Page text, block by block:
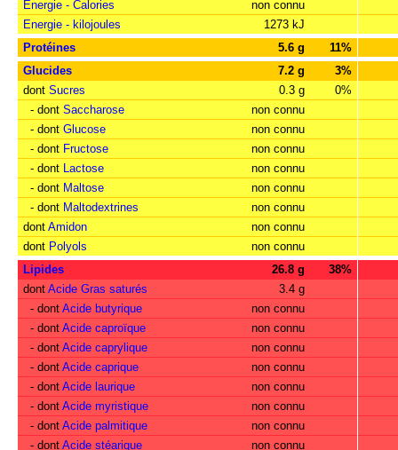
Energie - Calories
non connu
Energie - kilojoules
1273 kJ
Protéines
5.6 g
11%
Glucides
7.2 g
3%
dont Sucres 0.3 g
0%
- dont Saccharose
non connu
- dont Glucose
non connu
- dont Fructose
non connu
- dont Lactose
non connu
- dont Maltose
non connu
- dont Maltodextrines
non connu
dont Amidon
non connu
dont Polyols
non connu
Lipides
26.8 g
38%
dont Acide Gras saturés
3.4 g
- dont Acide butyrique
non connu
- dont Acide caproïque
non connu
- dont Acide caprylique
non connu
- dont Acide caprique
non connu
- dont Acide laurique
non connu
- dont Acide myristique
non connu
- dont Acide palmitique
non connu
- dont Acide stéarique non connu